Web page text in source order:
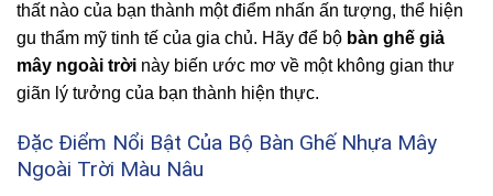
thất nào của bạn thành một điểm nhấn ấn tượng, thể hiện
gu thẩm mỹ tinh tế của gia chủ. Hãy để bộ bàn ghế giả
mây ngoài trời này biến ước mơ về một không gian thư
giãn lý tưởng của bạn thành hiện thực.
Đặc Điểm Nổi Bật Của Bộ Bàn Ghế Nhựa Mây
Ngoài Trời Màu Nâu